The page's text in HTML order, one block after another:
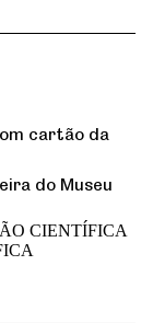
cartão da
do Museu